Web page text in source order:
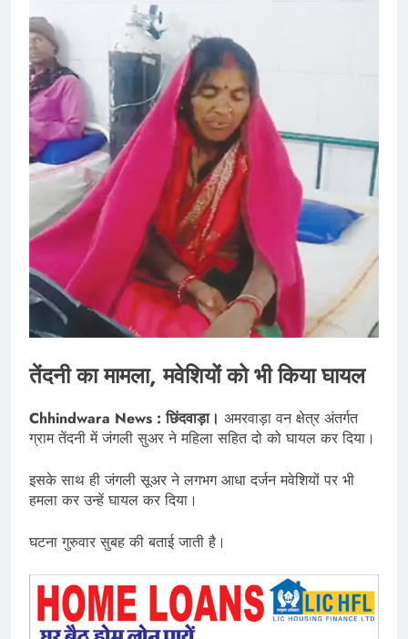
तेंदनी का मामला, मवेशियों को भी किया घायल
Chhindwara News : छिंदवाड़ा। अमरवाड़ा वन क्षेत्र अंतर्गत
ग्राम तेंदनी में जंगली सुअर ने महिला सहित दो को घायल कर दिया।
इसके साथ ही जंगली सूअर ने लगभग आधा दर्जन मवेशियों पर भी
हमला कर उन्हें घायल कर दिया।
घटना गुरुवार सुबह की बताई जाती है।